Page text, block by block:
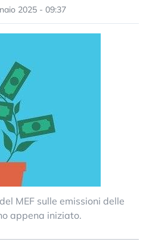
2025 - 09:37
MEF sulle emissioni delle
appena iniziato.